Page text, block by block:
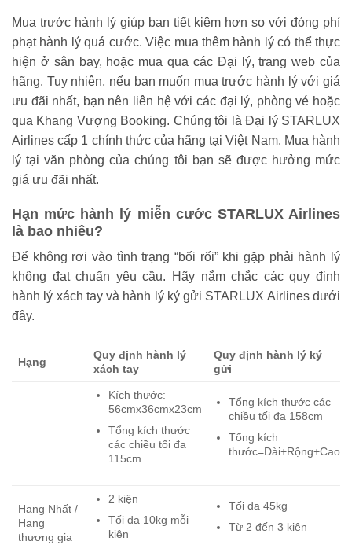
Mua trước hành lý giúp bạn tiết kiệm hơn so với đóng phí
phạt hành lý quá cước. Việc mua thêm hành lý có thể thực
hiện ở sân bay, hoặc mua qua các Đại lý, trang web của
hãng. Tuy nhiên, nếu bạn muốn mua trước hành lý với giá
ưu đãi nhất, bạn nên liên hệ với các đại lý, phòng vé hoặc
qua Khang Vượng Booking. Chúng tôi là Đại lý STARLUX
Airlines cấp 1 chính thức của hãng tại Việt Nam. Mua hành
lý tại văn phòng của chúng tôi bạn sẽ được hưởng mức
giá ưu đãi nhất.
Hạn mức hành lý miễn cước STARLUX Airlines
là bao nhiêu?
Để không rơi vào tình trạng “bối rối” khi gặp phải hành lý
không đạt chuẩn yêu cầu. Hãy nắm chắc các quy định
hành lý xách tay và hành lý ký gửi STARLUX Airlines dưới
đây.
Hạng
Quy định hành lý
xách tay
Quyđịnh hành lý ký
gửi
Kích thước:
56cmx36cmx23cm
Tổng kích thước
các chiều tối đa
115cm
Tổng kích thước các
chiều tối đa 158cm
Tổng kích
thước=Dài+Rộng+Cao
Hạng Nhất /
Hạng
thương gia
2 kiện
Tối đa 10kg mỗi
kiện
Tối đa 45kg
Từ 2 đến 3 kiện